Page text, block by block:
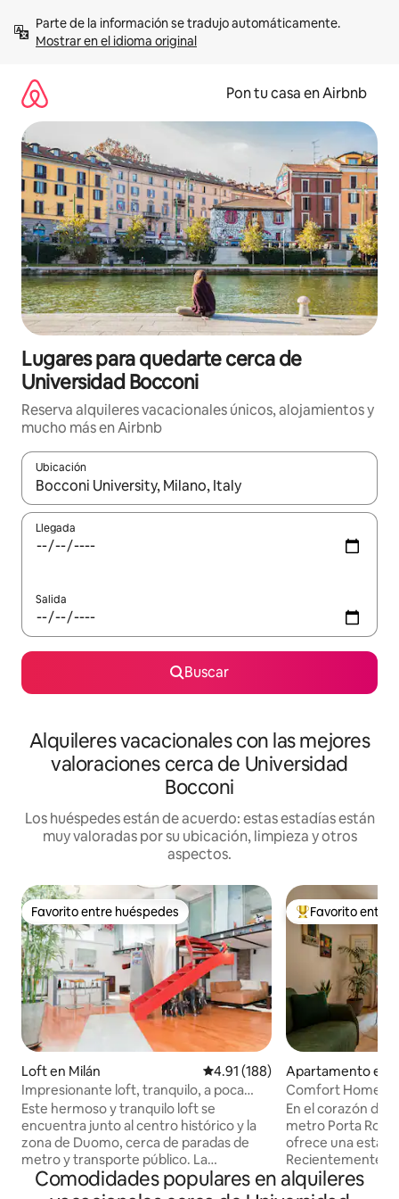
contenidoMostrar en el idioma original
Pon tu casa en Airbnb
Lugares para quedarte cerca de
Universidad Bocconi
Reserva alquileres vacacionales únicos, alojamientos y
mucho más en Airbnb
Ubicación
Cuando los resultados estén disponibles, navega con las
Llegada
Salida
Buscar
Alquileres vacacionales con las mejores
valoraciones cerca de Universidad
Bocconi
Los huéspedes están de acuerdo: estas estadías están
muy valoradas por su ubicación, limpieza y otros
aspectos.
Favorito entre huéspedes
Favorito entre huéspedes
Loft en Milán Calificación promedio: 4.91 de
4.91 (188)
Impresionante loft, tranquilo, a poca
distancia a pie de la CATEDRAL, aire
acondicionado
Este hermoso y tranquilo loft se
encuentra junto al centro histórico y la
zona de Duomo, cerca de paradas de
metro y transporte público. La
Universidad Bocconi y la pintoresca zona
de Navigli también están a un paseo. El
Favorito entre
Favorito entre
Apartamento en
Comfort Home
Almacenamiento
En el corazón de
metro Porta
ofrece una
Recientemente
unas vacaciones
o para una
Comodidades populares en alquileres